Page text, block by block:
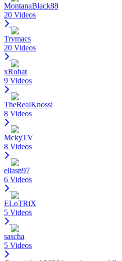
MontanaBlack88
20 Videos
Trymacs
20 Videos
xRohat
9 Videos
TheRealKnossi
8 Videos
MckyTV
8 Videos
eliasn97
6 Videos
ELoTRiX
5 Videos
sascha
5 Videos